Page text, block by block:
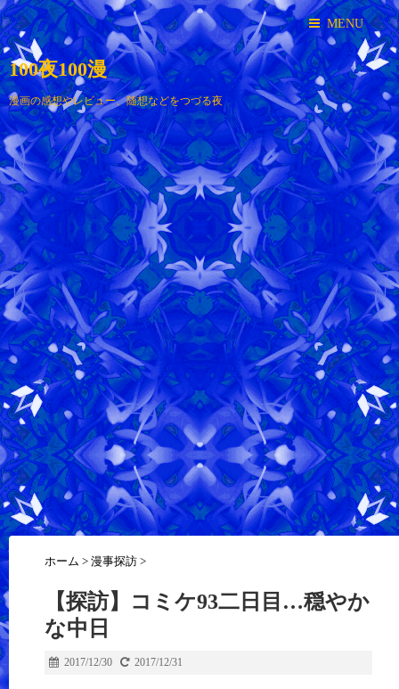
MENU
100夜100漫
漫画の感想やレビュー、随想などをつづる夜
ホーム > 漫事探訪 >
【探訪】コミケ93二日目…穏やか
な中日
2017/12/30 2017/12/31